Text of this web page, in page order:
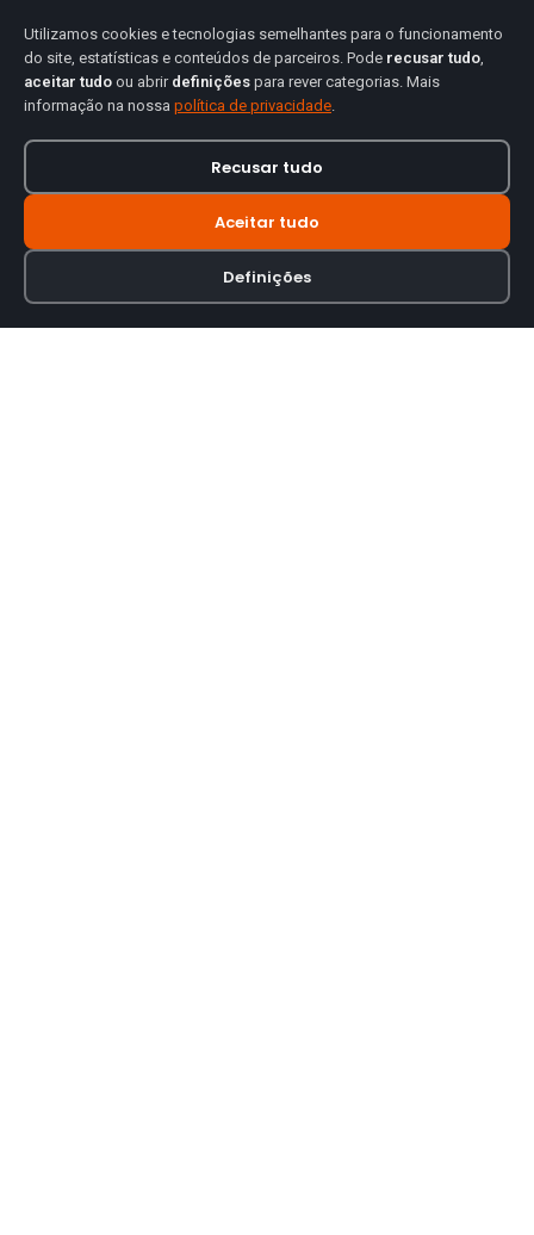
Utilizamos cookies e tecnologias semelhantes para o funcionamento
do site, estatísticas e conteúdos de parceiros. Pode recusar tudo,
aceitar tudo ou abrir definições para rever categorias. Mais
informação na nossa política de privacidade.
Recusar tudo
Aceitar tudo
Definições